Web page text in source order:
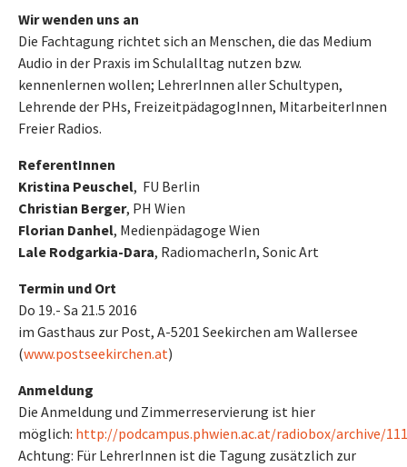
Wir wenden uns an
Die Fachtagung richtet sich an Menschen, die das Medium
Audio in der Praxis im Schulalltag nutzen bzw.
kennenlernen wollen; LehrerInnen aller Schultypen,
Lehrende der PHs, FreizeitpädagogInnen, MitarbeiterInnen
Freier Radios.
ReferentInnen
Kristina Peuschel, FU Berlin
Christian Berger, PH Wien
Florian Danhel, Medienpädagoge Wien
Lale Rodgarkia-Dara, RadiomacherIn, Sonic Art
Termin und Ort
Do 19.- Sa 21.5 2016
im Gasthaus zur Post, A-5201 Seekirchen am Wallersee
(www.postseekirchen.at)
Anmeldung
Die Anmeldung und Zimmerreservierung ist hier
möglich: http://podcampus.phwien.ac.at/radiobox/archive/
Achtung: Für LehrerInnen ist die Tagung zusätzlich zur